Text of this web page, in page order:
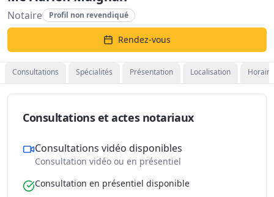
Notaire Profil non revendiqué
Rendez-vous
Consultations Spécialités Présentation Localisation
Consultations et actes notariaux
Consultations vidéo disponibles
Consultation vidéo ou en présentiel
Consultation en présentiel disponible